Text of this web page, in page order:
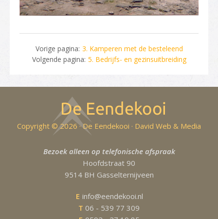
Vorige pagina: 3. Kamperen met de besteleend
Volgende pagina: 5. Bedrijfs- en gezinsuitbreiding
Copyright © 2026 · De Eendekooi · David Web & Media
Bezoek alleen op telefonische afspraak
Hoofdstraat 90
9514 BH Gasselternijveen
E info@eendekooi.nl
T 06 - 539 77 309